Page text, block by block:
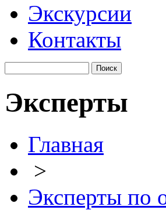
Экскурсии
Контакты
Эксперты
Главная
>
Эксперты по